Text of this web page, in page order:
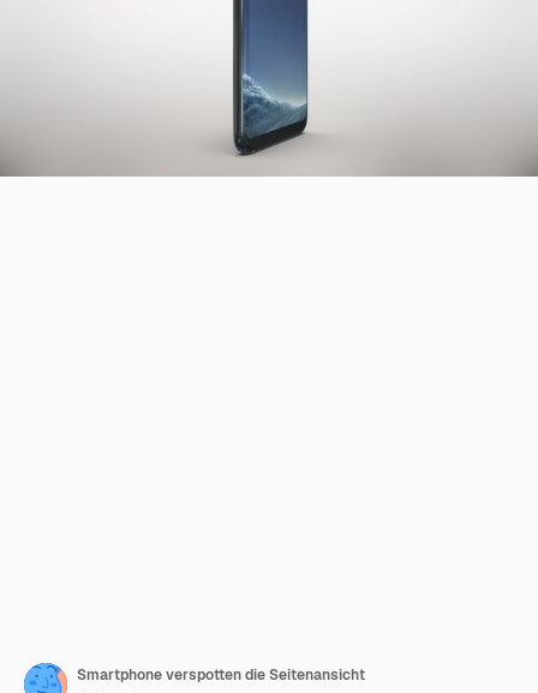
Smartphone verspotten die Seitenansicht